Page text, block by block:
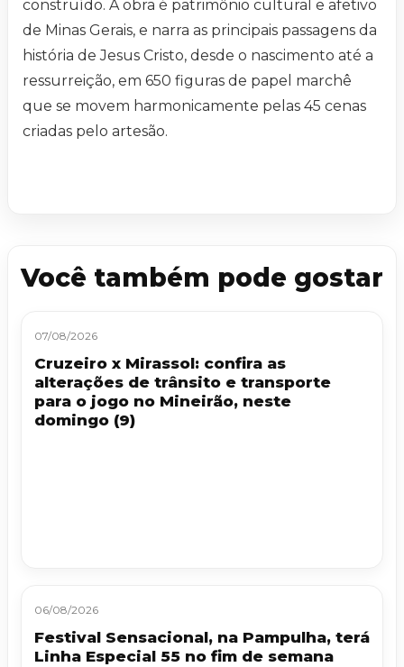
construído. A obra é patrimônio cultural e afetivo
de Minas Gerais, e narra as principais passagens da
história de Jesus Cristo, desde o nascimento até a
ressurreição, em 650 figuras de papel marchê
que se movem harmonicamente pelas 45 cenas
criadas pelo artesão.
Você também pode gostar
07/08/2026
Cruzeiro x Mirassol: confira as
alterações de trânsito e transporte
para o jogo no Mineirão, neste
domingo (9)
06/08/2026
Festival Sensacional, na Pampulha, terá
Linha Especial 55 no fim de semana